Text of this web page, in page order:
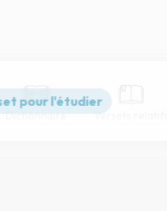
Dictionnaire Versets relatifs